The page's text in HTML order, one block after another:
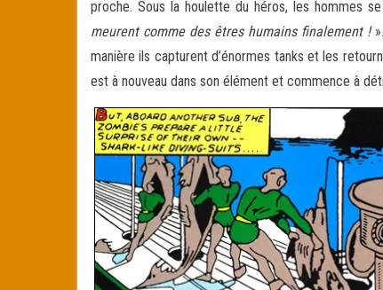
proche. Sous la houlette du héros, les hommes
meurent comme des êtres humains finalement !
manière ils capturent d’énormes tanks et les
est à nouveau dans son élément et commence à